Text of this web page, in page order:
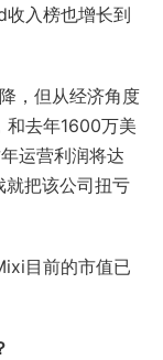
入榜也增长到
，但从经济角度
去年1600万美
运营利润将达
把该公司扭亏
目前的市值已